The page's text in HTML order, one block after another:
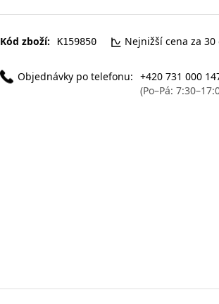
Kód zboží: K159850 Nejnižší cena za 30
Objednávky po telefonu: +420 731 000
(Po–Pá: